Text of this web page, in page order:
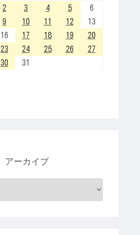
2 3 4 5
6
9 10 11 12
13
16 17 18 19
20
23 24 25 26
27
30 31
アーカイブ